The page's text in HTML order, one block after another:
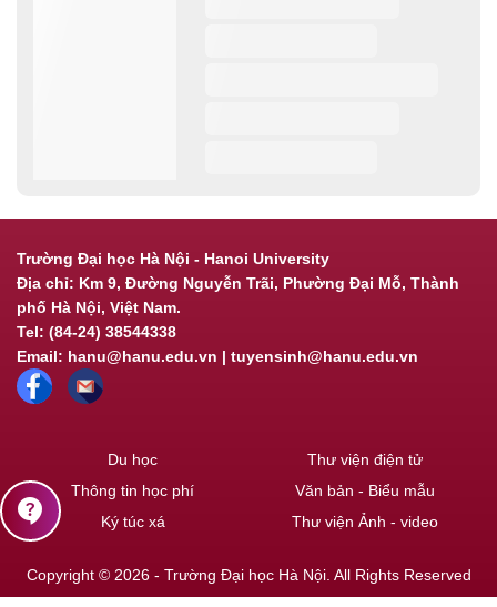
Trường Đại học Hà Nội - Hanoi University
Địa chỉ: Km 9, Đường Nguyễn Trãi, Phường Đại Mỗ, Thành
phố Hà Nội, Việt Nam.
Tel: (84-24) 38544338
Email: hanu@hanu.edu.vn | tuyensinh@hanu.edu.vn
Du học
Thông tin học phí
Ký túc xá
Thư viện điện tử
Văn bản - Biểu mẫu
Thư viện Ảnh - video
Copyright © 2026 - Trường Đại học Hà Nội. All Rights Reserved
contact_support